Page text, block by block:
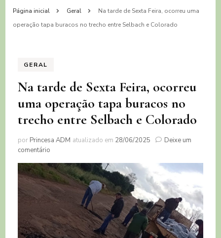
Página inicial Geral
Na tarde de Sexta Feira, ocorreu uma
operação tapa buracos no trecho entre Selbach e Colorado
GERAL
Na tarde de Sexta Feira, ocorreu
uma operação tapa buracos no
trecho entre Selbach e Colorado
por Princesa ADM atualizado em 28/06/2025
Deixe um
comentário
tarde
de
Sexta
Feira,
ocorreu
uma
operação